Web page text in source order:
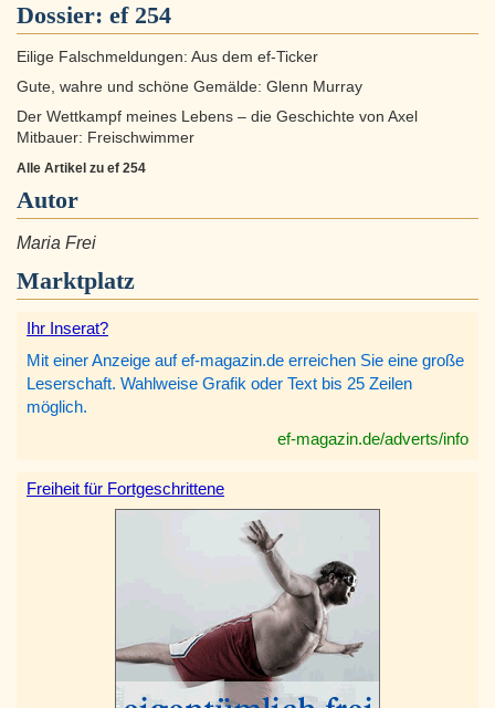
Dossier: ef 254
Eilige Falschmeldungen: Aus dem ef-Ticker
Gute, wahre und schöne Gemälde: Glenn Murray
Der Wettkampf meines Lebens – die Geschichte von Axel
Mitbauer: Freischwimmer
Alle Artikel zu ef 254
Autor
Maria Frei
Marktplatz
Ihr Inserat?
Mit einer Anzeige auf ef-magazin.de erreichen Sie eine große
Leserschaft. Wahlweise Grafik oder Text bis 25 Zeilen
möglich.
ef-magazin.de/adverts/info
Freiheit für Fortgeschrittene